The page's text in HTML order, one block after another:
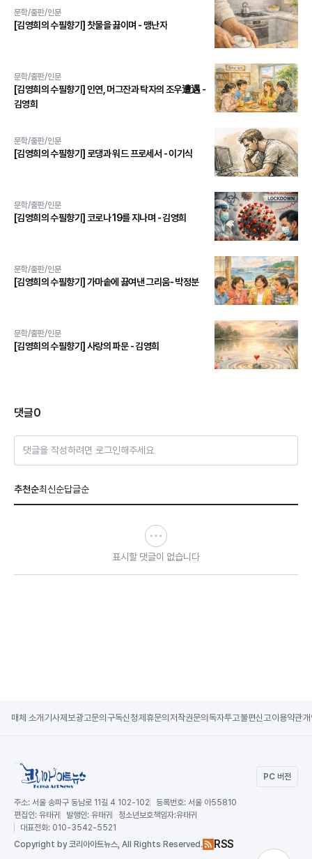
문학/출판/인문
[김영희의 수필향기] 찻물을 끓이며 - 맹난자
문학/출판/인문
[김영희의 수필향기] 인연, 머그잔과 탁자의 조우遭遇 -
김영희
문학/출판/인문
[김영희의 수필향기] 로댕과 워드 프로세서 - 이기식
문학/출판/인문
[김영희의 수필향기] 코로나 19를 지나며 - 김영희
문학/출판/인문
[김영희의 수필향기] 가마솥에 끓여낸 그리움- 박정분
문학/출판/인문
[김영희의 수필향기] 사랑의 파문 - 김영희
댓글0
댓글을 작성하려면 로그인해주세요
추천순최신순답글순
표시할 댓글이 없습니다
매체 소개 기사제보광고문의 구독신청제휴문의 저작권문의 독자투고불편신고이용약관
PC 버전
주소: 서울 송파구 동남로 11길 4 102-102 등록번호: 서울 아55810
편집인: 유태귀 발행인: 유태귀 청소년보호책임자:유태귀
대표전화: 010-3542-5521
Copyright by 코리아아트뉴스, All Rights Reserved. RSS